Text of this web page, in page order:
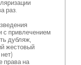
раз.
с привлечением
дубляж,
жестовый
права на